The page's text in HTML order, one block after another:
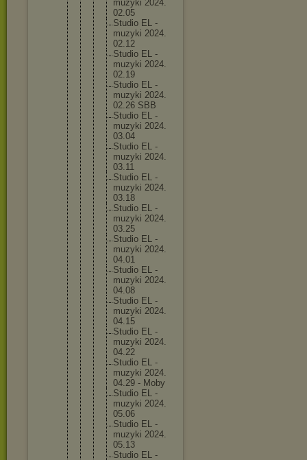
muzyki 2024.
02.05
Studio EL -
muzyki 2024.
02.12
Studio EL -
muzyki 2024.
02.19
Studio EL -
muzyki 2024.
02.26 SBB
Studio EL -
muzyki 2024.
03.04
Studio EL -
muzyki 2024.
03.11
Studio EL -
muzyki 2024.
03.18
Studio EL -
muzyki 2024.
03.25
Studio EL -
muzyki 2024.
04.01
Studio EL -
muzyki 2024.
04.08
Studio EL -
muzyki 2024.
04.15
Studio EL -
muzyki 2024.
04.22
Studio EL -
muzyki 2024.
04.29 - Moby
Studio EL -
muzyki 2024.
05.06
Studio EL -
muzyki 2024.
05.13
Studio EL -